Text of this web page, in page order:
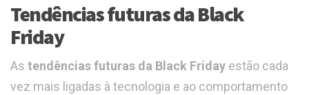
Tendências futuras da Black
Friday
As tendências futuras da Black Friday estão cada
vez mais ligadas à tecnologia e ao comportamento